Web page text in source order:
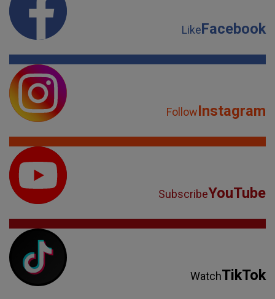
LikeFacebook
FollowInstagram
SubscribeYouTube
WatchTikTok